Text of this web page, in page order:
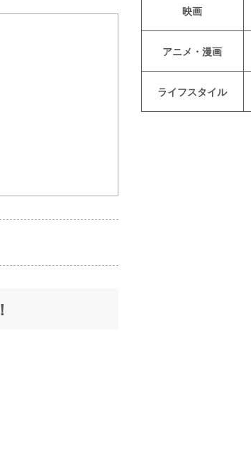
映画
アニメ・漫画
ライフスタイル